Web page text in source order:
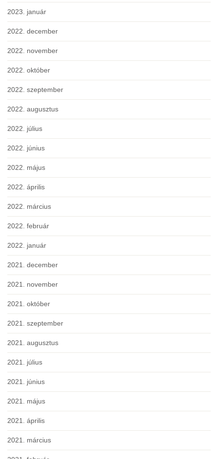
2023. január
2022. december
2022. november
2022. október
2022. szeptember
2022. augusztus
2022. július
2022. június
2022. május
2022. április
2022. március
2022. február
2022. január
2021. december
2021. november
2021. október
2021. szeptember
2021. augusztus
2021. július
2021. június
2021. május
2021. április
2021. március